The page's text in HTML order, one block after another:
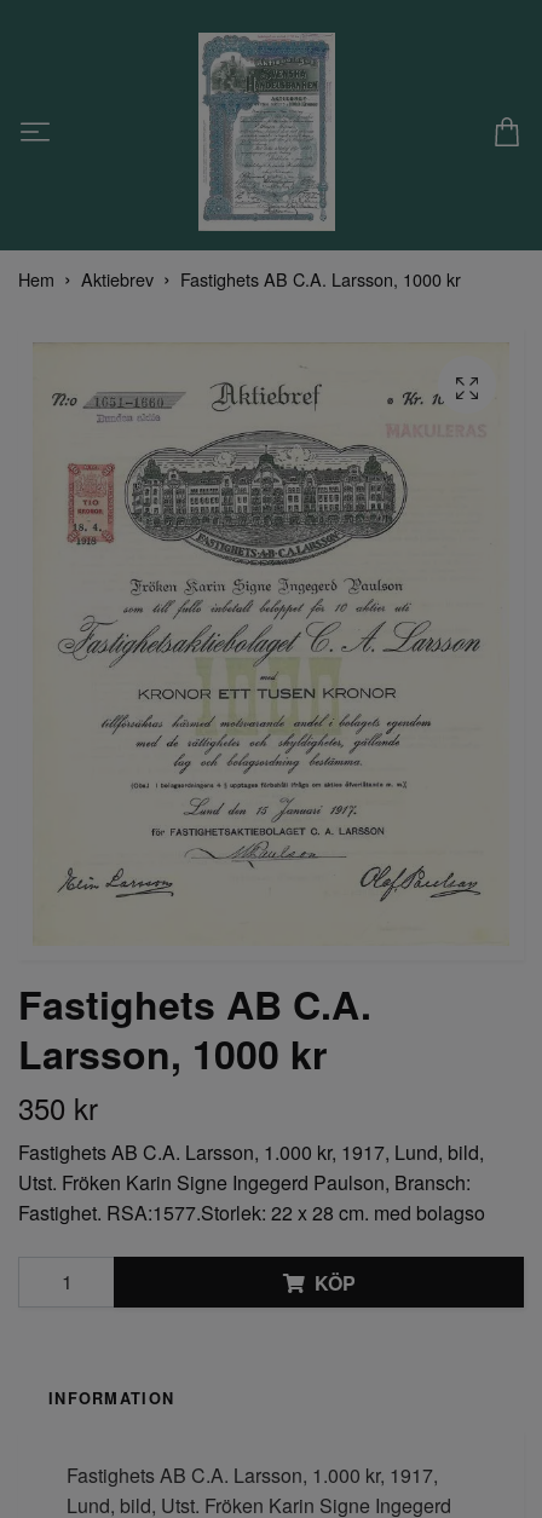
Hem Aktiebrev Fastighets AB C.A. Larsson, 1000 kr
Fastighets AB C.A.
Larsson, 1000 kr
350 kr
Fastighets AB C.A. Larsson, 1.000 kr, 1917, Lund, bild,
Utst. Fröken Karin Signe Ingegerd Paulson, Bransch:
Fastighet. RSA:1577.Storlek: 22 x 28 cm. med bolagso
KÖP
INFORMATION
Fastighets AB C.A. Larsson, 1.000 kr, 1917,
Lund, bild, Utst. Fröken Karin Signe Ingegerd